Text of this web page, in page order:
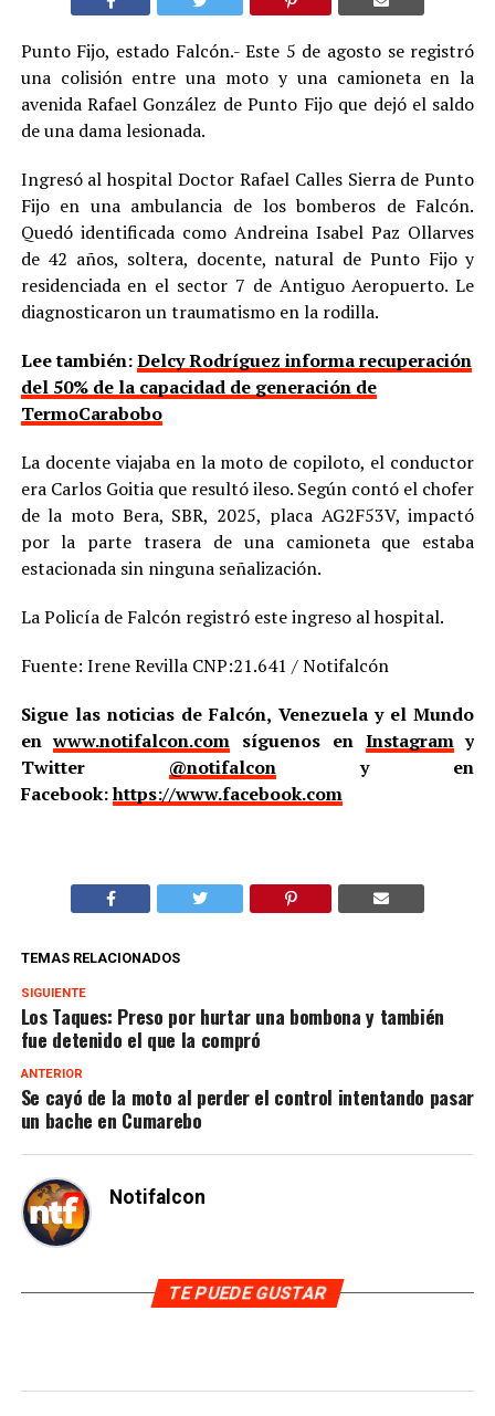
Punto Fijo, estado Falcón.- Este 5 de agosto se registró
una colisión entre una moto y una camioneta en la
avenida Rafael González de Punto Fijo que dejó el saldo
de una dama lesionada.
Ingresó al hospital Doctor Rafael Calles Sierra de Punto
Fijo en una ambulancia de los bomberos de Falcón.
Quedó identificada como Andreina Isabel Paz Ollarves
de 42 años, soltera, docente, natural de Punto Fijo y
residenciada en el sector 7 de Antiguo Aeropuerto. Le
diagnosticaron un traumatismo en la rodilla.
Lee también:Delcy Rodríguez informa recuperación
del 50% de la capacidad de generación de
TermoCarabobo
La docente viajaba en la moto de copiloto, el conductor
era Carlos Goitia que resultó ileso. Según contó el chofer
de la moto Bera, SBR, 2025, placa AG2F53V, impactó
por la parte trasera de una camioneta que estaba
estacionada sin ninguna señalización.
La Policía de Falcón registró este ingreso al hospital.
Fuente: Irene Revilla CNP:21.641 / Notifalcón
Sigue las noticias de Falcón, Venezuela y el Mundo
enwww.notifalcon.com síguenos en Instagramy
Twitter @notifalcony en
Facebook:https://www.facebook.com
TEMAS RELACIONADOS
SIGUIENTE
Los Taques: Preso por hurtar una bombona y también
fue detenido el que la compró
ANTERIOR
Se cayó de la moto al perder el control intentando pasar
un bache en Cumarebo
Notifalcon
TE PUEDE GUSTAR